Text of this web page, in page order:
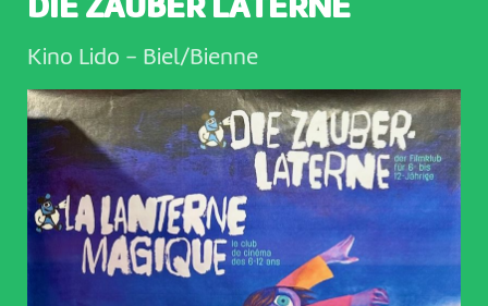
DIE ZAUBER LATERNE
Kino Lido - Biel/Bienne